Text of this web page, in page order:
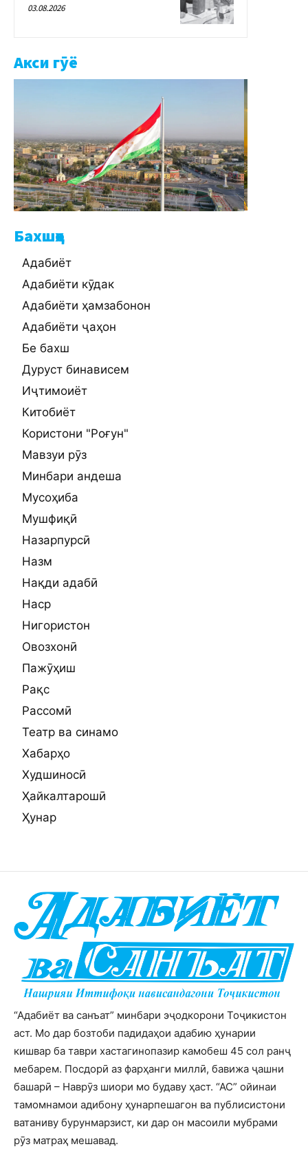
03.08.2026
Акси гӯё
Бахшҳо
Адабиёт
Адабиёти кӯдак
Адабиёти ҳамзабонон
Адабиёти ҷаҳон
Бе бахш
Дуруст бинависем
Иҷтимоиёт
Китобиёт
Користони "Роғун"
Мавзуи рӯз
Минбари андеша
Мусоҳиба
Мушфиқӣ
Назарпурсӣ
Назм
Нақди адабӣ
Наср
Нигористон
Овозхонӣ
Пажӯҳиш
Рақс
Рассомӣ
Театр ва синамо
Хабарҳо
Худшиносӣ
Ҳайкалтарошӣ
Ҳунар
“Адабиёт ва санъат” минбари эҷодкорони Тоҷикистон
аст. Мо дар бозтоби падидаҳои адабию ҳунарии
кишвар ба таври хастагинопазир камобеш 45 сол ранҷ
мебарем. Посдорӣ аз фарҳанги миллӣ, бавижа ҷашни
башарӣ – Наврӯз шиори мо будаву ҳаст. “АС” ойинаи
тамомнамои адибону ҳунарпешагон ва публисистони
ватаниву бурунмарзист, ки дар он масоили мубрами
рӯз матраҳ мешавад.